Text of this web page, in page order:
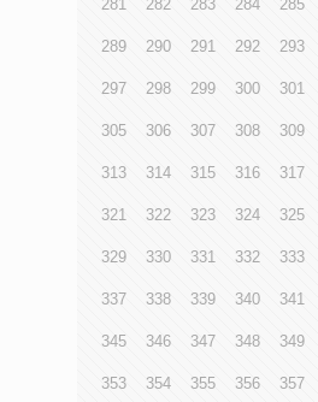
281 282 283 284 285
289 290 291 292 293
297 298 299 300 301
305 306 307 308 309
313 314 315 316 317
321 322 323 324 325
329 330 331 332 333
337 338 339 340 341
345 346 347 348 349
353 354 355 356 357